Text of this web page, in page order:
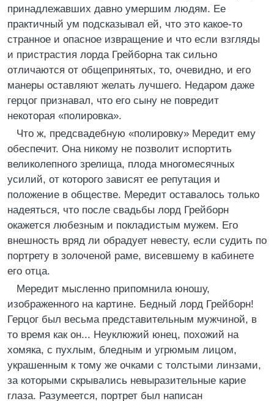
принадлежавших давно умершим людям. Ее
практичный ум подсказывал ей, что это какое-то
странное и опасное извращение и что если взгляды
и пристрастия лорда Грейборна так сильно
отличаются от общепринятых, то, очевидно, и его
манеры оставляют желать лучшего. Недаром даже
герцог признавал, что его сыну не повредит
некоторая «полировка».
Что ж, предсвадебную «полировку» Мередит ему
обеспечит. Она никому не позволит испортить
великолепного зрелища, плода многомесячных
усилий, от которого зависят ее репутация и
положение в обществе. Мередит оставалось только
надеяться, что после свадьбы лорд Грейборн
окажется любезным и покладистым мужем. Его
внешность вряд ли обрадует невесту, если судить по
портрету в золоченой раме, висевшему в кабинете
его отца.
Мередит мысленно припомнила юношу,
изображенного на картине. Бедный лорд Грейборн!
Герцог был весьма представительным мужчиной, в
то время как он... Неуклюжий юнец, похожий на
хомяка, с пухлым, бледным и угрюмым лицом,
украшенным к тому же очками с толстыми линзами,
за которыми скрывались невыразительные карие
глаза. Разумеется, портрет был написан